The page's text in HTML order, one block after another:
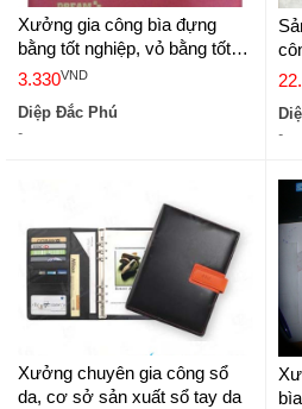
Xưởng gia công bìa đựng
bằng tốt nghiệp, vỏ bằng tốt
nghiệp
3.330VND
Diệp Đắc Phú
- -
Xưởng chuyên gia công sổ
da, cơ sở sản xuất sổ tay da